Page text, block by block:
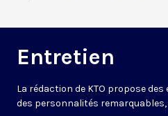
Entretien
La rédaction de KTO propose
des personnalités remarquables,